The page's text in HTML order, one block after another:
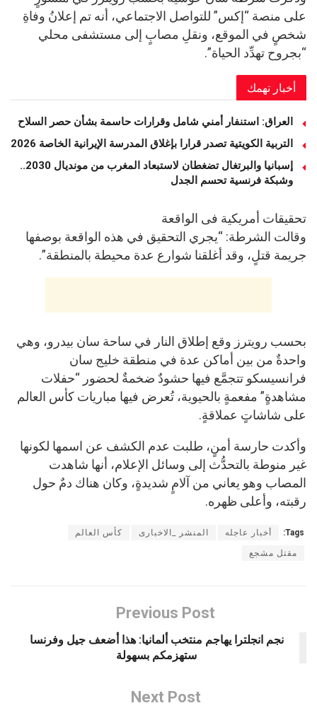
على منصة “إكس” للتواصل الاجتماعي، أنه تم إعلانُ وفاةِ
شخصٍ في الموقع، ونقلِ مصابٍ إلى مستشفى محلي
“بجروح تهدِّد الحياة”.
أخبار تهمك
العراق: استنفار أمني شامل وقرارات حاسمة بشأن حصر السلاح
التربية الكويتية تصدر قرارا بإغلاق المدرسة الإيرانية الخاصة 2026
إسبانيا والبرتغال تضغطان لاستبعاد المغرب من مونديال 2030..
وشبكة فرنسية تحسم الجدل
تحقيقات أمريكية فى الواقعة
وقالت الشرطة: “يجري التحقيق في هذه ⁠الواقعة بوصفها
جريمة قتلٍ، وقد أغلقنا ‌شوارع عدة ‌محيطة بالمنطقة”.
بحسب رويترز وقع إطلاق النار في ‌ساحة سان بيدرو، وهي
‌واحدةٌ من بين أماكن عدة في منطقة خليج سان
فرانسيسكو تتجمَّع فيها حشودٌ ضخمةٌ لحضور “حفلات
مشاهدةٍ” ‌مفعمةٍ بالحيوية، تُعرض فيها مباريات كأس العالم
على شاشاتٍ ⁠عملاقةٍ.
وأكدت حارسة أمنٍ، طلبت عدم الكشف عن اسمها لكونها
غير منوطة بالتحدُّث إلى وسائل الإعلام، أنها شاهدت
المصاب وهو يعاني من آلامٍ شديدةٍ، وكان هناك دمٌ حول
رقبته، وأعلى ظهره.
Tags: أخبار عاجله المنشر _الاخبارى كأس العالم
مقتل مشجع
Previous Post
نجم انجلترا يهاجم منتخب ألمانيا: هذا أضعف جيل وفرنسا
ستهزمكم بسهولة
Next Post